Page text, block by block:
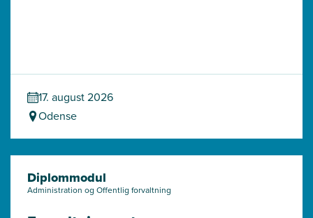
17. august 2026
Odense
Diplommodul
Administration og Offentlig forvaltning